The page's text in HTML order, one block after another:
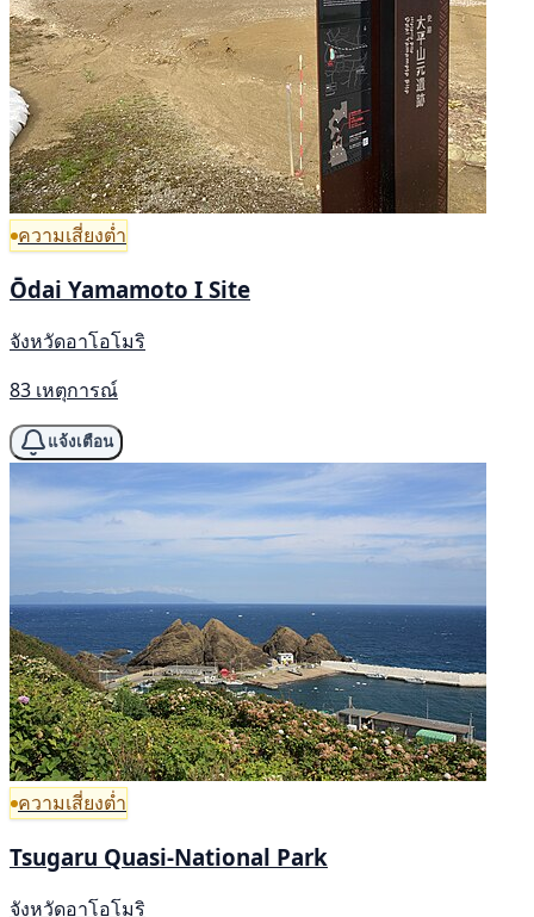
ความเสี่ยงต่ำ
Ōdai Yamamoto I Site
จังหวัดอาโอโมริ
83 เหตุการณ์
แจ้งเตือน
ความเสี่ยงต่ำ
Tsugaru Quasi-National Park
จังหวัดอาโอโมริ